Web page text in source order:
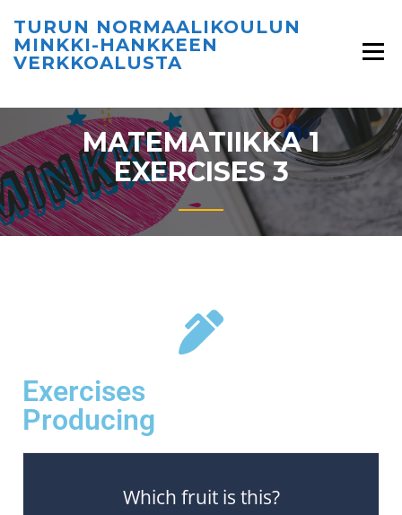
TURUN NORMAALIKOULUN
MINKKI-HANKKEEN
VERKKOALUSTA
MATEMATIIKKA 1
EXERCISES 3
Exercises
Producing